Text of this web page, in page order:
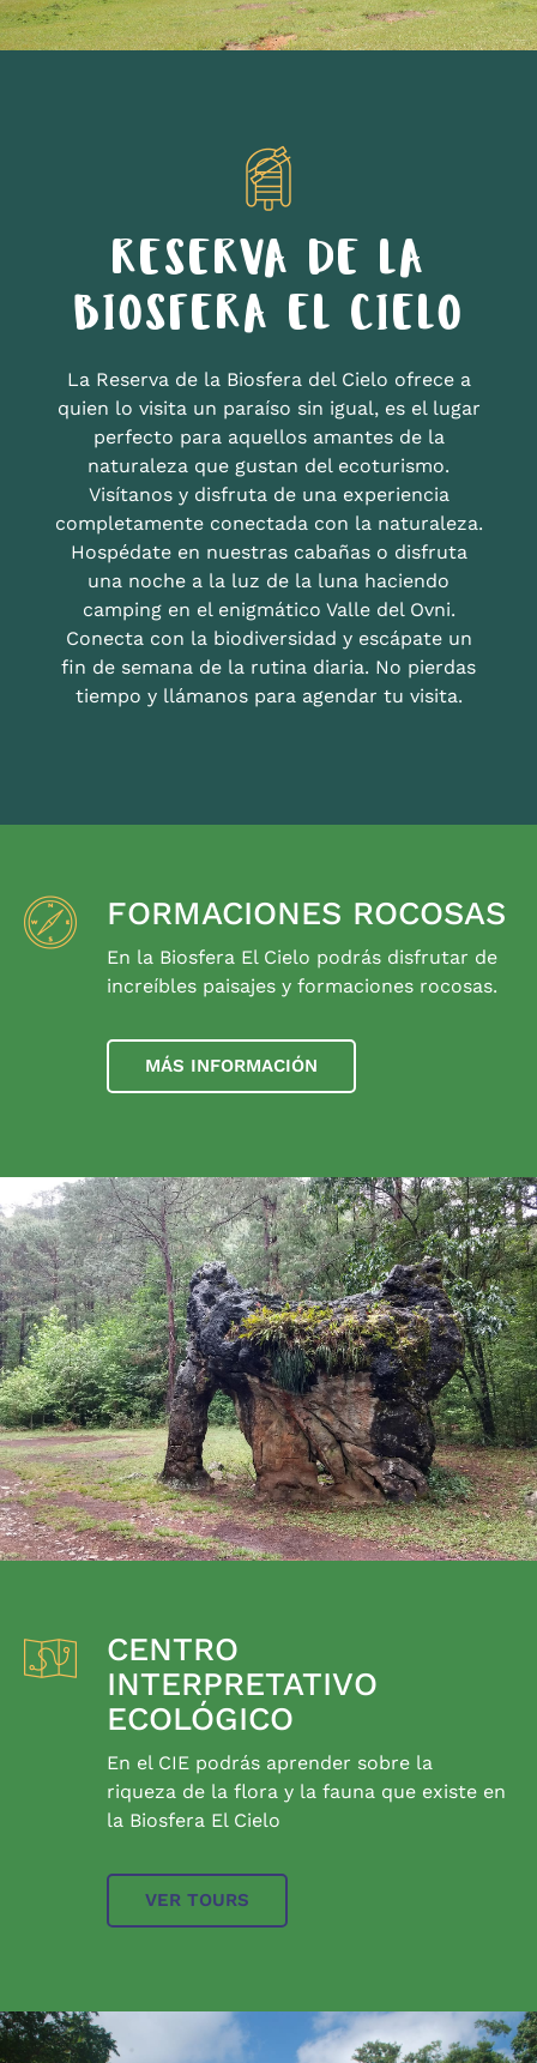
RESERVA DE LA
BIOSFERA EL CIELO
La Reserva de la Biosfera del Cielo ofrece a
quien lo visita un paraíso sin igual, es el lugar
perfecto para aquellos amantes de la
naturaleza que gustan del ecoturismo.
Visítanos y disfruta de una experiencia
completamente conectada con la naturaleza.
Hospédate en nuestras cabañas o disfruta
una noche a la luz de la luna haciendo
camping en el enigmático Valle del Ovni.
Conecta con la biodiversidad y escápate un
fin de semana de la rutina diaria. No pierdas
tiempo y llámanos para agendar tu visita.
FORMACIONES ROCOSAS
En la Biosfera El Cielo podrás disfrutar de
increíbles paisajes y formaciones rocosas.
MÁS INFORMACIÓN
CENTRO
INTERPRETATIVO
ECOLÓGICO
En el CIE podrás aprender sobre la
riqueza de la flora y la fauna que existe en
la Biosfera El Cielo
VER TOURS